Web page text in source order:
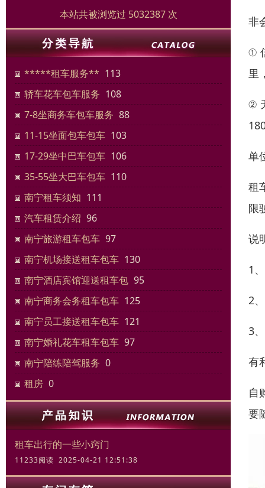
本站共被浏览过 5032387 次
*****租车服务** 113
轿车花车包车服务 108
7-8坐商务车包车服务 88
11-15坐面包车包车 103
17-29坐中巴车包车 106
35-55坐大巴车包车 110
南宁租车须知 111
汽车租赁介绍 96
南宁旅游租车包车 97
南宁机场接送租车包车 130
南宁酒店宾馆迎送租车包 95
南宁商务会务租车包车 125
南宁员工接送租车包车 121
南宁婚礼花车租车包车 97
南宁陪练陪驾服务 0
租房 0
租车出行的一些小窍门
11233阅读 2025-04-21 12:51:38
非
①
里
②
单
租
限
说
1
2
3
有
自
要